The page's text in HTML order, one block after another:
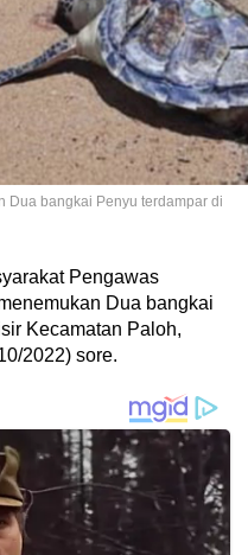
Dua bangkai Penyu terdampar di
Pengawas
Dua bangkai
Kecamatan Paloh,
2022) sore.